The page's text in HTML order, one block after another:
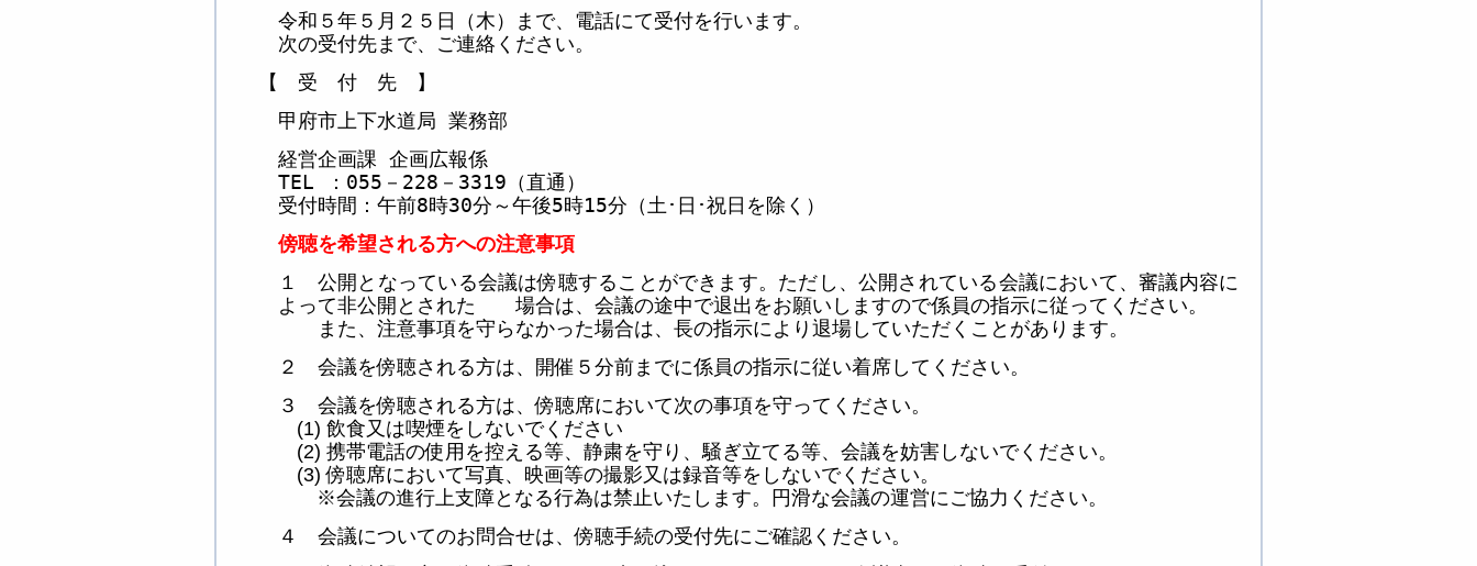
令和５年５月２５日（木）まで、電話にて受付を行います。
次の受付先まで、ご連絡ください。
【 受 付 先 】
甲府市上下水道局 業務部
経営企画課 企画広報係
TEL
： 055 － 228 － 3319 （直通）
受付時間 ：午前8時30分～午後5時15分（土･ 日･祝日を除く）
傍聴を希望される方への注意事項
１ 公開となっている会議は傍聴することができます。ただし、公開されている会議において、審議内容に
よって非公開とされた 場合は、会議の途中で退出をお願いしますので係員の指示に従ってください。
また、注意事項を守らなかった場合は、長の指示により退場していただくことがあります。
２ 会議を傍聴される方は、開催５分前までに係員の指示に従い着席してください。
３ 会議を傍聴される方は、傍聴席において次の事項を守ってください。
(1)飲食又は喫煙をしないでください
(2)携帯電話の使用を控える等、静粛を守り、騒ぎ立てる等、会議を妨害しないでください。
(3) 傍聴席において写真、映画等の撮影又は録音等をしないでください。
※会議の進行上支障となる行為は禁止いたします。円滑な会議の運営にご協力ください。
４ 会議についてのお問合せは、傍聴手続の受付先にご確認ください。